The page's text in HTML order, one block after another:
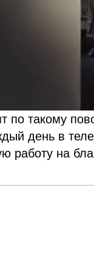
по такому
день в
работу на